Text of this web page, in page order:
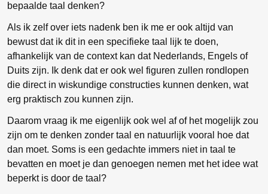
bepaalde taal denken?
Als ik zelf over iets nadenk ben ik me er ook altijd van
bewust dat ik dit in een specifieke taal lijk te doen,
afhankelijk van de context kan dat Nederlands, Engels of
Duits zijn. Ik denk dat er ook wel figuren zullen rondlopen
die direct in wiskundige constructies kunnen denken, wat
erg praktisch zou kunnen zijn.
Daarom vraag ik me eigenlijk ook wel af of het mogelijk zou
zijn om te denken zonder taal en natuurlijk vooral hoe dat
dan moet. Soms is een gedachte immers niet in taal te
bevatten en moet je dan genoegen nemen met het idee wat
beperkt is door de taal?